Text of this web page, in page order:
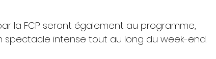
la FCP seront également au programme,
intense tout au long du week-end.